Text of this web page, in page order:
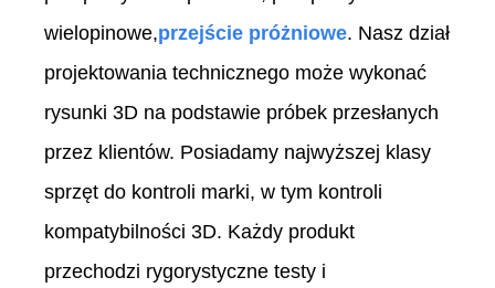
wielopinowe,przejście próżniowe. Nasz dział
projektowania technicznego może wykonać
rysunki 3D na podstawie próbek przesłanych
przez klientów. Posiadamy najwyższej klasy
sprzęt do kontroli marki, w tym kontroli
kompatybilności 3D. Każdy produkt
przechodzi rygorystyczne testy i